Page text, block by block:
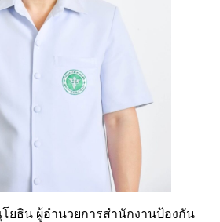
ยธิน ผู้อำนวยการสำนักงานป้องกัน